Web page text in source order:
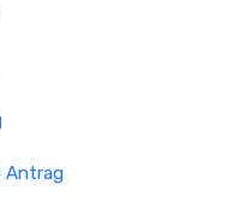
Antrag